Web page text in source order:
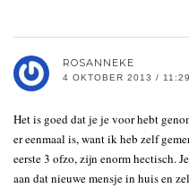
ROSANNEKE
4 OKTOBER 2013 / 11:29
Het is goed dat je je voor hebt
er eenmaal is, want ik heb zelf
eerste 3 ofzo, zijn enorm hectisch.
aan dat nieuwe mensje in huis en